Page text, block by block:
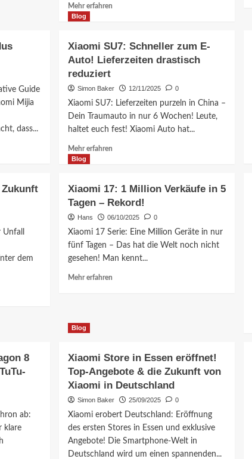
Mehr erfahrenMehr
Xiaomi
SU7:
Elektroauto
Europa
im
Sturm
Guide
Mijia
dass...
Blog
Xiaomi SU7: Schneller zum E-
Auto! Lieferzeiten drastisch
reduziert
Simon Baker 12/11/2025 0
Xiaomi SU7: Lieferzeiten purzeln in China –
Dein Traumauto in nur 6 Wochen! Leute,
haltet euch fest! Xiaomi Auto hat...
Mehr erfahrenMehr
SU7:
Schneller
zum
Lieferzeiten
drastisch
dem
Blog
Xiaomi 17: 1 Million Verkäufe in 5
Tagen – Rekord!
Hans 06/10/2025 0
Xiaomi 17 Serie: Eine Million Geräte in nur
fünf Tagen – Das hat die Welt noch nicht
gesehen! Man kennt...
Mehr erfahrenMehr
Verkäufe
in
Tagen
–
Rekord!
8
ab:
klare
Blog
Xiaomi Store in Essen eröffnet!
Top-Angebote & die Zukunft von
Xiaomi in Deutschland
Simon Baker 25/09/2025 0
Xiaomi erobert Deutschland: Eröffnung
des ersten Stores in Essen und exklusive
Angebote! Die Smartphone-Welt in
Deutschland wird um einen spannenden...